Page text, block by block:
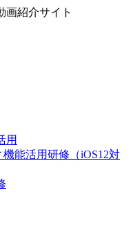
画紹介サイト
用
能活用研修（iOS12対